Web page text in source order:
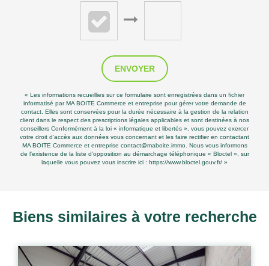
ENVOYER
« Les informations recueillies sur ce formulaire sont enregistrées dans un fichier
informatisé par MA BOITE Commerce et entreprise pour gérer votre demande de
contact. Elles sont conservées pour la durée nécessaire à la gestion de la relation
client dans le respect des prescriptions légales applicables et sont destinées à nos
conseillers Conformément à la loi « informatique et libertés », vous pouvez exercer
votre droit d'accès aux données vous concernant et les faire rectifier en contactant
MA BOITE Commerce et entreprise contact@maboite.immo. Nous vous informons
de l'existence de la liste d'opposition au démarchage téléphonique « Bloctel », sur
laquelle vous pouvez vous inscrire ici : https://www.bloctel.gouv.fr/ »
Biens similaires à votre recherche